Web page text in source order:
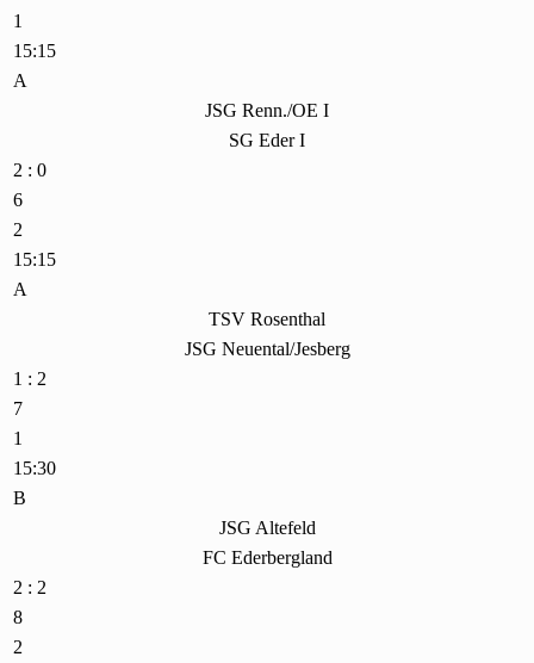
1
15:15
A
JSG Renn./OE I
SG Eder I
2 : 0
6
2
15:15
A
TSV Rosenthal
JSG Neuental/Jesberg
1 : 2
7
1
15:30
B
JSG Altefeld
FC Ederbergland
2 : 2
8
2